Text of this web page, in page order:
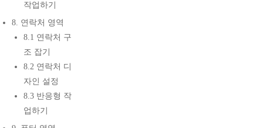
작업하기
8. 연락처 영역
8.1 연락처 구
조 잡기
8.2 연락처 디
자인 설정
8.3 반응형 작
업하기